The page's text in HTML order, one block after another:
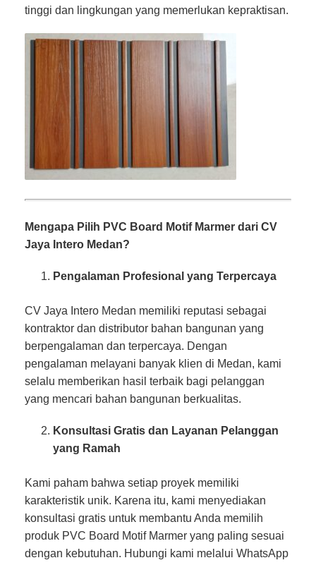
tinggi dan lingkungan yang memerlukan kepraktisan.
Mengapa Pilih PVC Board Motif Marmer dari CV
Jaya Intero Medan?
Pengalaman Profesional yang Terpercaya
CV Jaya Intero Medan memiliki reputasi sebagai
kontraktor dan distributor bahan bangunan yang
berpengalaman dan terpercaya. Dengan
pengalaman melayani banyak klien di Medan, kami
selalu memberikan hasil terbaik bagi pelanggan
yang mencari bahan bangunan berkualitas.
Konsultasi Gratis dan Layanan Pelanggan
yang Ramah
Kami paham bahwa setiap proyek memiliki
karakteristik unik. Karena itu, kami menyediakan
konsultasi gratis untuk membantu Anda memilih
produk PVC Board Motif Marmer yang paling sesuai
dengan kebutuhan. Hubungi kami melalui WhatsApp